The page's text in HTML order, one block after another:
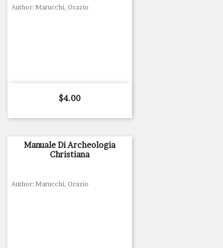
Author: Marucchi, Orazio
Price
$4.00
Manuale Di Archeologia
Christiana
Author: Marucchi, Orazio